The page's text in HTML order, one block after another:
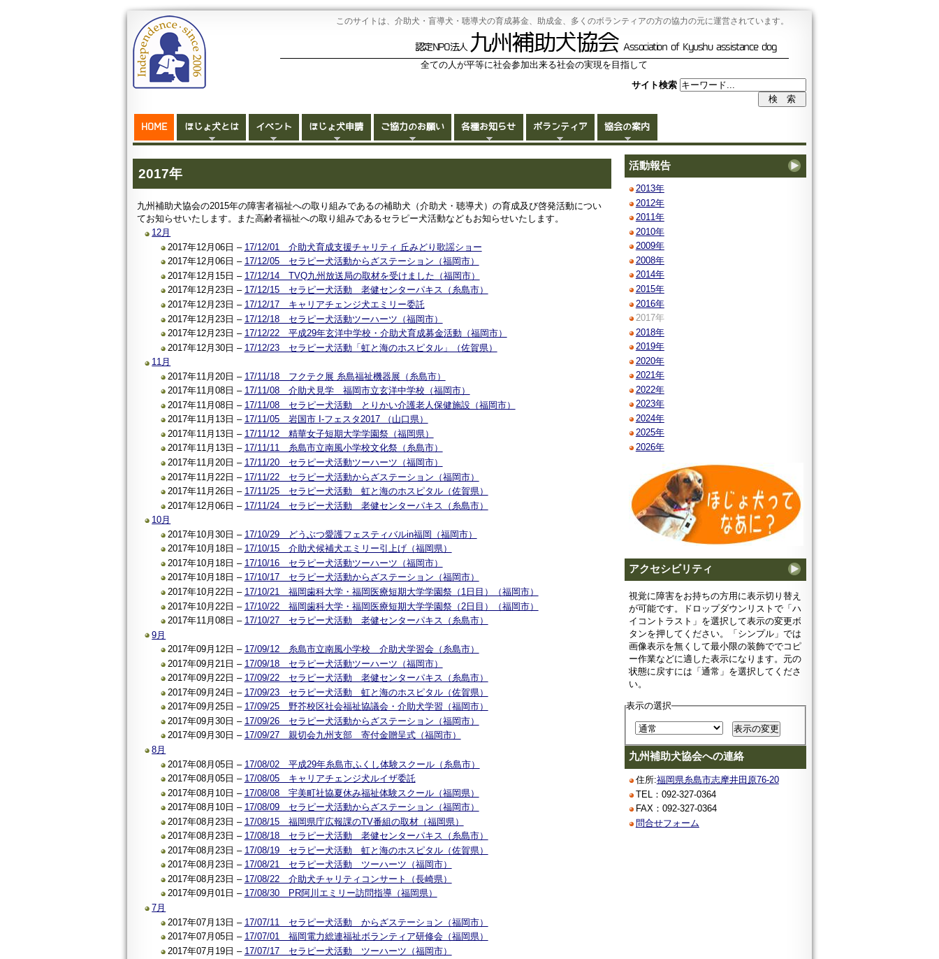
このサイトは、介助犬・盲導犬・聴導犬の育成募金、助成金、多くのボランティアの方の協力の元に運営されています。
認定NPO法人 九州補助犬協会 Association of Kyushu assistance dog
全ての人が平等に社会参加出来る社会の実現を目指して
サイト検索
HOME ほじょ犬とは イベント ほじょ犬申請 ご協力のお願い 各種お知らせ ボランティア 協会の案内
2017年
九州補助犬協会の2015年の障害者福祉への取り組みであるの補助犬（介助犬・聴導犬）の育成及び啓発活動につい
てお知らせいたします。また高齢者福祉への取り組みであるセラピー犬活動などもお知らせいたします。
12月
2017年12月06日 – 17/12/01 介助犬育成支援チャリティ 丘みどり歌謡ショー
2017年12月06日 – 17/12/05 セラピー犬活動からざステーション（福岡市）
2017年12月15日 – 17/12/14 TVQ九州放送局の取材を受けました（福岡市）
2017年12月23日 – 17/12/15 セラピー犬活動 老健センターパキス（糸島市）
2017年12月23日 – 17/12/17 キャリアチェンジ犬エミリー委託
2017年12月23日 – 17/12/18 セラピー犬活動ツーハーツ（福岡市）
2017年12月23日 – 17/12/22 平成29年玄洋中学校・介助犬育成募金活動（福岡市）
2017年12月30日 – 17/12/23 セラピー犬活動「虹と海のホスピタル」（佐賀県）
11月
2017年11月20日 – 17/11/18 フクテク展 糸島福祉機器展（糸島市）
2017年11月08日 – 17/11/08 介助犬見学 福岡市立玄洋中学校（福岡市）
2017年11月08日 – 17/11/08 セラピー犬活動 とりかい介護老人保健施設（福岡市）
2017年11月13日 – 17/11/05 岩国市 I-フェスタ2017 （山口県）
2017年11月13日 – 17/11/12 精華女子短期大学学園祭（福岡県）
2017年11月13日 – 17/11/11 糸島市立南風小学校文化祭（糸島市）
2017年11月20日 – 17/11/20 セラピー犬活動ツーハーツ（福岡市）
2017年11月22日 – 17/11/22 セラピー犬活動からざステーション（福岡市）
2017年11月26日 – 17/11/25 セラピー犬活動 虹と海のホスピタル（佐賀県）
2017年12月06日 – 17/11/24 セラピー犬活動 老健センターパキス（糸島市）
10月
2017年10月30日 – 17/10/29 どうぶつ愛護フェスティバルin福岡（福岡市）
2017年10月18日 – 17/10/15 介助犬候補犬エミリー引上げ（福岡県）
2017年10月18日 – 17/10/16 セラピー犬活動ツーハーツ（福岡市）
2017年10月18日 – 17/10/17 セラピー犬活動からざステーション（福岡市）
2017年10月22日 – 17/10/21 福岡歯科大学・福岡医療短期大学学園祭（1日目）（福岡市）
2017年10月22日 – 17/10/22 福岡歯科大学・福岡医療短期大学学園祭（2日目）（福岡市）
2017年11月08日 – 17/10/27 セラピー犬活動 老健センターパキス（糸島市）
9月
2017年09月12日 – 17/09/12 糸島市立南風小学校 介助犬学習会（糸島市）
2017年09月21日 – 17/09/18 セラピー犬活動ツーハーツ（福岡市）
2017年09月22日 – 17/09/22 セラピー犬活動 老健センターパキス（糸島市）
2017年09月24日 – 17/09/23 セラピー犬活動 虹と海のホスピタル（佐賀県）
2017年09月25日 – 17/09/25 野芥校区社会福祉協議会・介助犬学習（福岡市）
2017年09月30日 – 17/09/26 セラピー犬活動からざステーション（福岡市）
2017年09月30日 – 17/09/27 親切会九州支部 寄付金贈呈式（福岡市）
8月
2017年08月05日 – 17/08/02 平成29年糸島市ふくし体験スクール（糸島市）
2017年08月05日 – 17/08/05 キャリアチェンジ犬ルイザ委託
2017年08月10日 – 17/08/08 宇美町社協夏休み福祉体験スクール（福岡県）
2017年08月10日 – 17/08/09 セラピー犬活動からざステーション（福岡市）
2017年08月23日 – 17/08/15 福岡県庁広報課のTV番組の取材（福岡県）
2017年08月23日 – 17/08/18 セラピー犬活動 老健センターパキス（糸島市）
2017年08月23日 – 17/08/19 セラピー犬活動 虹と海のホスピタル（佐賀県）
2017年08月23日 – 17/08/21 セラピー犬活動 ツーハーツ（福岡市）
2017年08月23日 – 17/08/22 介助犬チャリティコンサート（長崎県）
2017年09月01日 – 17/08/30 PR阿川エミリー訪問指導（福岡県）
7月
2017年07月13日 – 17/07/11 セラピー犬活動 からざステーション（福岡市）
2017年07月05日 – 17/07/01 福岡電力総連福祉ボランティア研修会（福岡県）
2017年07月19日 – 17/07/17 セラピー犬活動 ツーハーツ（福岡市）
活動報告
2013年
2012年
2011年
2010年
2009年
2008年
2014年
2015年
2016年
2017年
2018年
2019年
2020年
2021年
2022年
2023年
2024年
2025年
2026年
アクセシビリティ
視覚に障害をお持ちの方用に表示切り替え
が可能です。ドロップダウンリストで「ハ
イコントラスト」を選択して表示の変更ボ
タンを押してください。「シンプル」では
画像表示を無くして最小限の装飾ででコピ
ー作業などに適した表示になります。元の
状態に戻すには「通常」を選択してくださ
い。
表示の選択
九州補助犬協会への連絡
住所:福岡県糸島市志摩井田原76-20
TEL：092-327-0364
FAX：092-327-0364
問合せフォーム